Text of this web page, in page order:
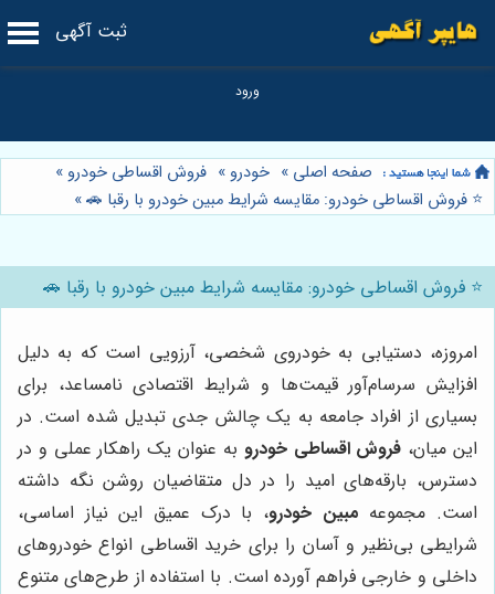
ثبت آگهی
صفحه اصلی » خودرو » فروش اقساطی خودرو »
⭐️ فروش اقساطی خودرو: مقایسه شرایط مبین خودرو با رقبا 🚗»
⭐️ فروش اقساطی خودرو: مقایسه شرایط مبین خودرو با رقبا 🚗
امروزه، دستیابی به خودروی شخصی، آرزویی است که به دلیل
افزایش سرسام‌آور قیمت‌ها و شرایط اقتصادی نامساعد، برای
بسیاری از افراد جامعه به یک چالش جدی تبدیل شده است. در
این میان، فروش اقساطی خودرو به عنوان یک راهکار عملی و در
دسترس، بارقه‌های امید را در دل متقاضیان روشن نگه داشته
است. مجموعه مبین خودرو، با درک عمیق این نیاز اساسی،
شرایطی بی‌نظیر و آسان را برای خرید اقساطی انواع خودروهای
داخلی و خارجی فراهم آورده است. با استفاده از طرح‌های متنوع